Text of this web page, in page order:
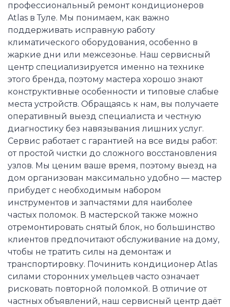
профессиональный ремонт кондиционеров
Atlas в Туле. Мы понимаем, как важно
поддерживать исправную работу
климатического оборудования, особенно в
жаркие дни или межсезонье. Наш сервисный
центр специализируется именно на технике
этого бренда, поэтому мастера хорошо знают
конструктивные особенности и типовые слабые
места устройств. Обращаясь к нам, вы получаете
оперативный выезд специалиста и честную
диагностику без навязывания лишних услуг.
Сервис работает с гарантией на все виды работ:
от простой чистки до сложного восстановления
узлов. Мы ценим ваше время, поэтому выезд на
дом организован максимально удобно — мастер
прибудет с необходимым набором
инструментов и запчастями для наиболее
частых поломок. В мастерской также можно
отремонтировать снятый блок, но большинство
клиентов предпочитают обслуживание на дому,
чтобы не тратить силы на демонтаж и
транспортировку. Починить кондиционер Atlas
силами сторонних умельцев часто означает
рисковать повторной поломкой. В отличие от
частных объявлений, наш сервисный центр даёт